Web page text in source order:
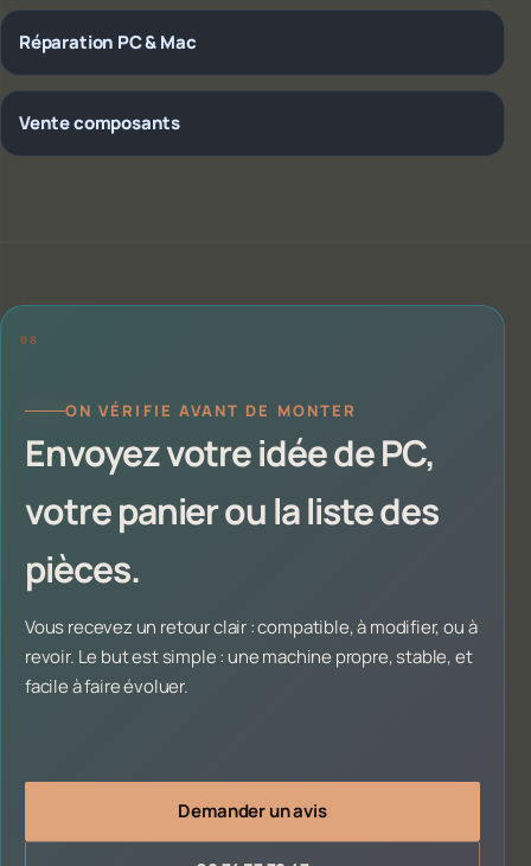
Réparation PC & Mac
Vente composants
ON VÉRIFIE AVANT DE MONTER
Envoyez votre idée de PC,
votre panier ou la liste des
pièces.
Vous recevez un retour clair : compatible, à modifier, ou à
revoir. Le but est simple : une machine propre, stable, et
facile à faire évoluer.
Demander un avis